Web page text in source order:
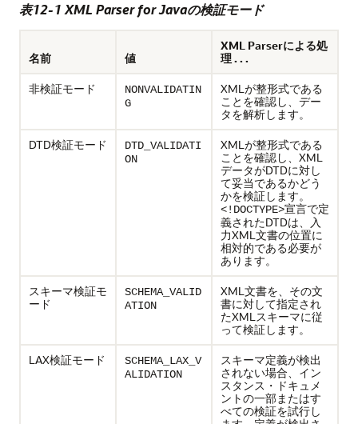
表12-1 XML Parser for Javaの検証モード
名前 値
XML Parserによる処
理 . . .
非検証モード
NONVALIDATIN
G
XMLが整形式である
ことを確認し、デー
タを解析します。
DTD検証モード
DTD_VALIDATI
ON
XMLが整形式である
ことを確認し、XML
データがDTDに対し
て妥当であるかどう
かを検証します。
<!DOCTYPE>宣言で定
義されたDTDは、入
力XML文書の位置に
相対的である必要が
あります。
スキーマ検証モ
ード
SCHEMA_VALID
ATION
XML文書を、その文
書に対して指定され
たXMLスキーマに従
って検証します。
LAX検証モード
SCHEMA_LAX_V
ALIDATION
スキーマ定義が検出
されない場合、イン
スタンス・ドキュメ
ントの一部またはす
べての検証を試行し